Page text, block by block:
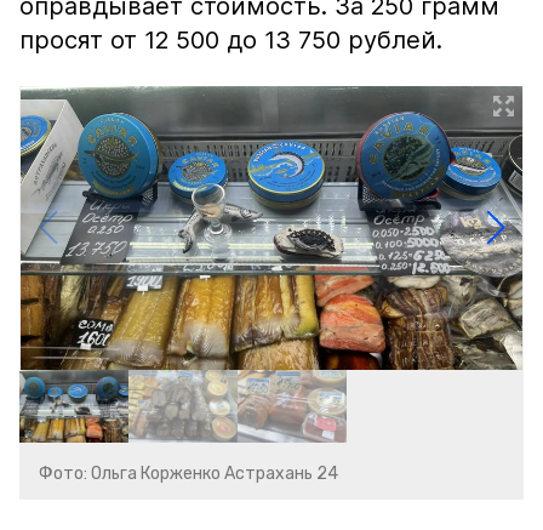
оправдывает стоимость. За 250 грамм
просят от 12 500 до 13 750 рублей.
Фото: Ольга Корженко Астрахань 24